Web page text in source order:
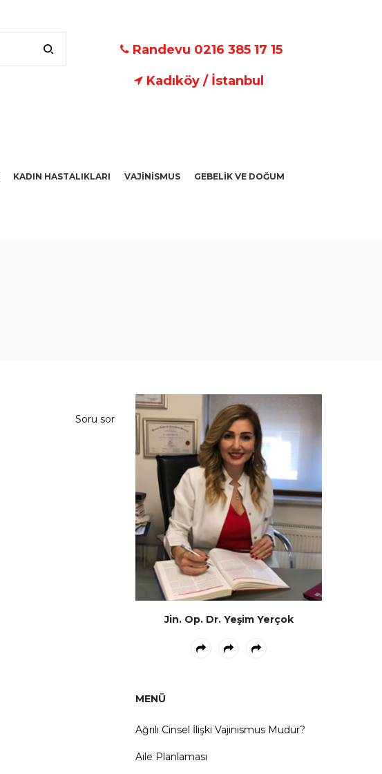
Randevu 0216 385 17 15
Kadıköy / İstanbul
KADIN HASTALIKLARI VAJİNİSMUS GEBELİK VE DOĞUM
Soru sor
Jin. Op. Dr. Yeşim Yerçok
MENÜ
Ağrılı Cinsel İlişki Vajinismus Mudur?
Aile Planlaması